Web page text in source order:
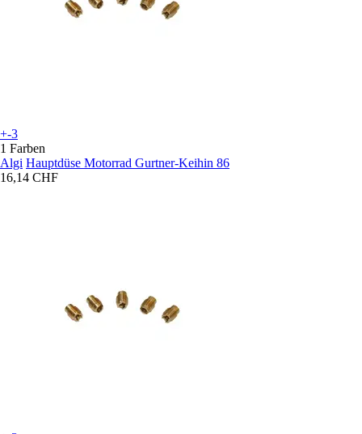
+-3
1 Farben
Algi Hauptdüse Motorrad Gurtner-Keihin 86
16,14 CHF